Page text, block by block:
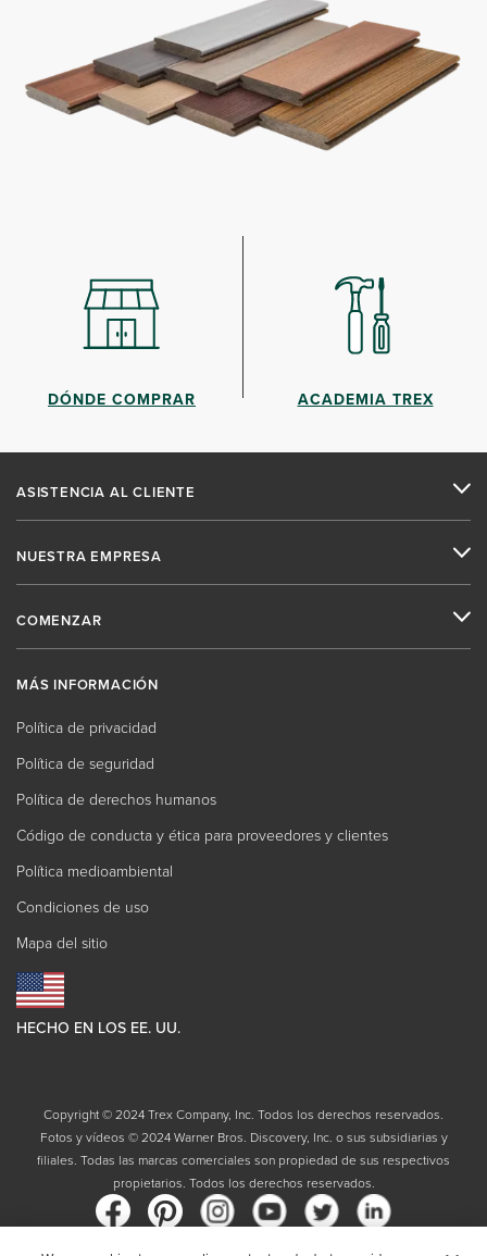
DÓNDE COMPRAR ACADEMIA TREX
ASISTENCIA AL CLIENTE
NUESTRA EMPRESA
COMENZAR
MÁS INFORMACIÓN
Política de privacidad
Política de seguridad
Política de derechos humanos
Código de conducta y ética para proveedores y clientes
Política medioambiental
Condiciones de uso
Mapa del sitio
HECHO EN LOS EE. UU.
Copyright © 2024 Trex Company, Inc. Todos los derechos reservados.
Fotos y vídeos © 2024 Warner Bros. Discovery, Inc. o sus subsidiarias y
filiales. Todas las marcas comerciales son propiedad de sus respectivos
propietarios. Todos los derechos reservados.